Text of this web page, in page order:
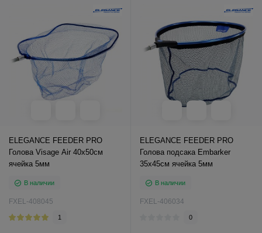
ELEGANCE FEEDER PRO
Голова Visage Air 40х50см
ячейка 5мм
В наличии
FXEL-408045
1
ELEGANCE FEEDER PRO
Голова подсака Embarker
35х45см ячейка 5мм
В наличии
FXEL-406034
0